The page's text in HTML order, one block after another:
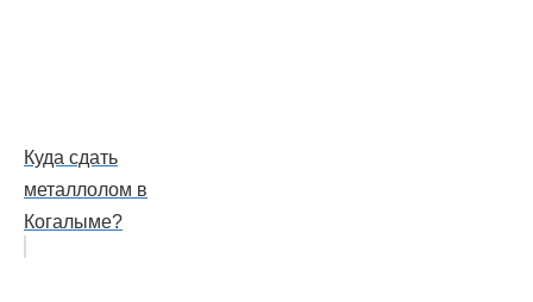
Куда сдать
металлолом в
Когалыме?